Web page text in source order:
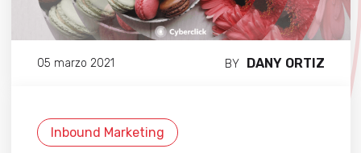
05 marzo 2021 BY DANY ORTIZ
Inbound Marketing